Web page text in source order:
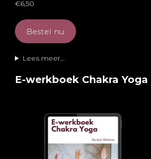
€6,50
Bestel nu
Lees meer…
E-werkboek Chakra Yoga